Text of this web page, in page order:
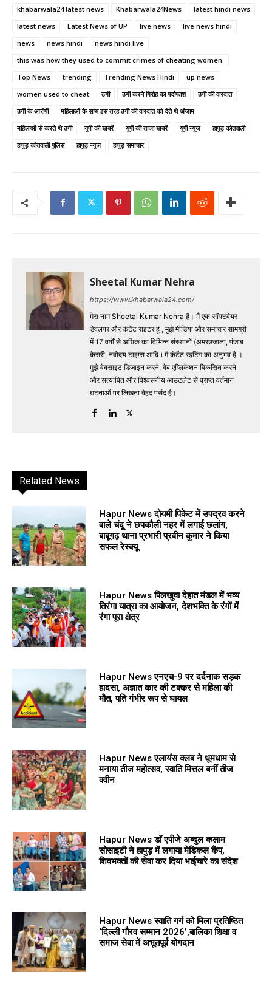
khabarwala24 latest news Khabarwala24News
latest hindi news
latest news
Latest News of UP live news
live news hindi
news
news hindi
news hindi live
this was how they used to commit crimes of cheating women.
Top News
trending Trending News Hindi
up news
women used to cheat
ठगी ठगी करने गिरोह का पर्दाफाश
ठगी की वारदात
ठगी के आरोपी
महिलाओं के साथ इस तरह ठगी की वारदात को देते थे अंजाम
महिलाओं से करते थे ठगी
यूपी की खबरें यूपी की ताजा खबरें यूपी न्यूज
हापुड़ कोतवाली
हापुड़ कोतवाली पुलिस
हापुड़ न्यूज़ हापुड़ समाचार
Sheetal Kumar Nehra
https://www.khabarwala24.com/
मेरा नाम Sheetal Kumar Nehra है। मैं एक सॉफ्टवेयर
डेवलपर और कंटेंट राइटर हूं , मुझे मीडिया और समाचार सामग्री
में 17 वर्षों से अधिक का विभिन्न संस्थानों (अमरउजाला, पंजाब
केसरी, नवोदय टाइम्स आदि ) में कंटेंट रइटिंग का अनुभव है ।
मुझे वेबसाइट डिजाइन करने, वेब एप्लिकेशन विकसित करने
और सत्यापित और विश्वसनीय आउटलेट से प्राप्त वर्तमान
घटनाओं पर लिखना बेहद पसंद है।
Related News
Hapur News दोयमी पिकेट में उपद्रव करने
वाले चंदू ने छपकौली नहर में लगाई छलांग,
बाबूगढ़ थाना प्रभारी प्रवीन कुमार ने किया
सफल रेस्क्यू
Hapur News पिलखुवा देहात मंडल में भव्य
तिरंगा यात्रा का आयोजन, देशभक्ति के रंगों में
रंगा पूरा क्षेत्र
Hapur News एनएच-9 पर दर्दनाक सड़क
हादसा, अज्ञात कार की टक्कर से महिला की
मौत, पति गंभीर रूप से घायल
Hapur News एलायंस क्लब ने धूमधाम से
मनाया तीज महोत्सव, स्वाति मित्तल बनीं तीज
क्वीन
Hapur News डॉ एपीजे अब्दुल कलाम
सोसाइटी ने हापुड़ में लगाया मेडिकल कैंप,
शिवभक्तों की सेवा कर दिया भाईचारे का संदेश
Hapur News स्वाति गर्ग को मिला प्रतिष्ठित
‘दिल्ली गौरव सम्मान 2026’,बालिका शिक्षा व
समाज सेवा में अभूतपूर्व योगदान